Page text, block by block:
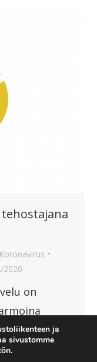
Koronavirus
2020
on
ja
sivustomme